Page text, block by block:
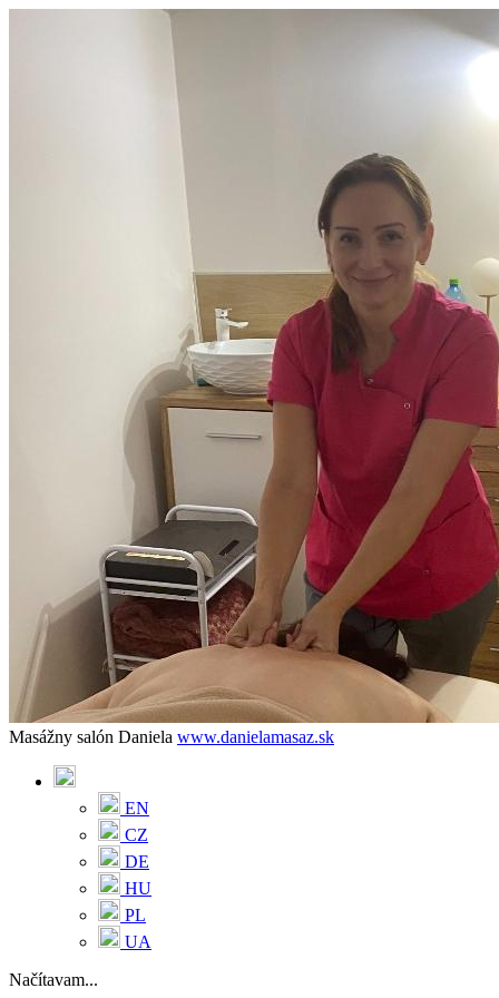
Masážny salón Daniela www.danielamasaz.sk
EN
CZ
DE
HU
PL
UA
Načítavam...